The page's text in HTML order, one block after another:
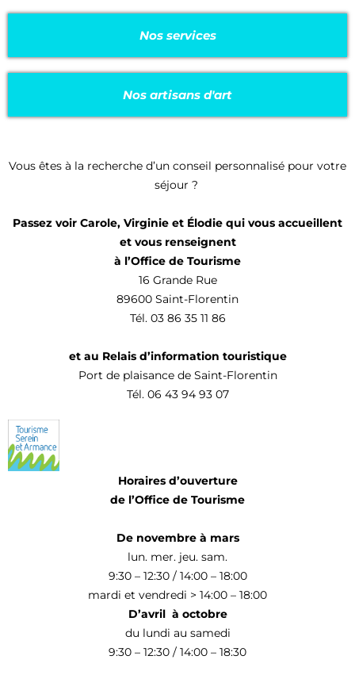
Nos services
Nos artisans d'art
Vous êtes à la recherche d’un conseil personnalisé pour votre
séjour ?
Passez voir Carole, Virginie et Élodie qui vous accueillent
et vous renseignent
à l’Office de Tourisme
16 Grande Rue
89600 Saint-Florentin
Tél. 03 86 35 11 86
et au Relais d’information touristique
Port de plaisance de Saint-Florentin
Tél. 06 43 94 93 07
Horaires d’ouverture
de l’Office de Tourisme
De novembre à mars
lun. mer. jeu. sam.
9:30 – 12:30 / 14:00 – 18:00
mardi et vendredi > 14:00 – 18:00
D’avril à octobre
du lundi au samedi
9:30 – 12:30 / 14:00 – 18:30